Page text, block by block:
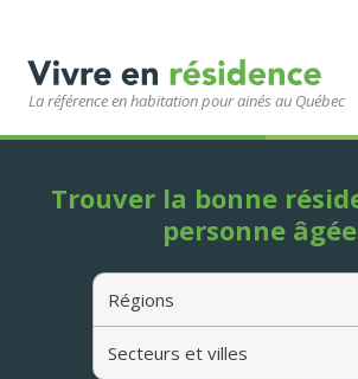
La référence en habitation pour ainés au Québec
Régions
Secteurs et villes
Trouver la bonne
personne